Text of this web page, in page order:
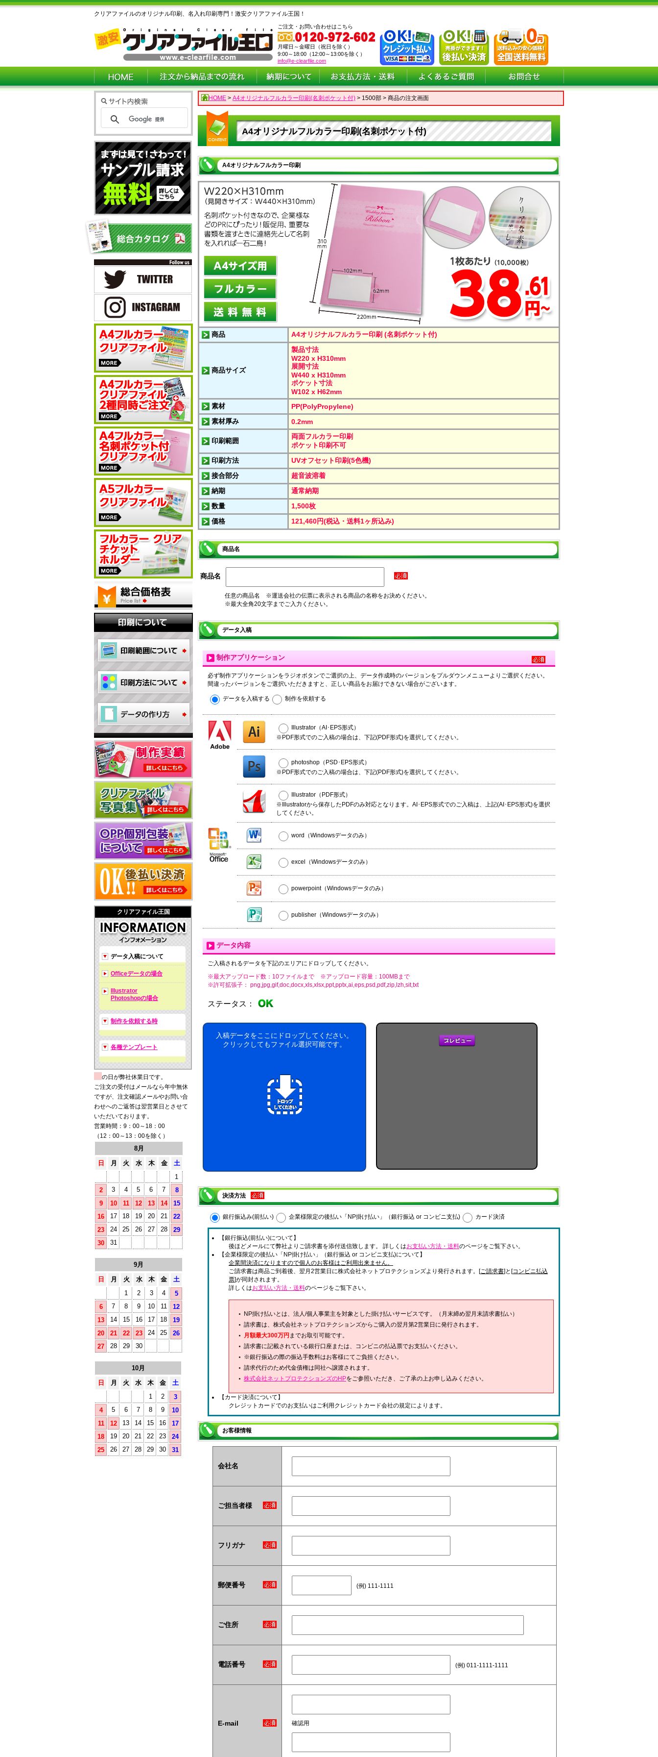
クリアファイルのオリジナル印刷、名入れ印刷専門！激安クリアファイル王国！
ご注文・お問い合わせはこちら
月曜日～金曜日（祝日を除く）
9:00～18:00（12:00～13:00を除く）
info@e-clearfile.com
クリアファイル王国
データ入稿について
Officeデータの場合
Illustrator
Photoshopの場合
制作を依頼する時
各種テンプレート
の日が弊社休業日です。
ご注文の受付はメールなら年中無休
ですが、注文確認メールやお問い合
わせへのご返答は翌営業日とさせて
いただいております。
営業時間：9：00～18：00
（12：00～13：00を除く）
8月
日
月 火 水 木 金
土
1
2
3 4 5 6 7
8
9
10 11 12 13 14
15
16
17 18 19 20 21
22
23
24 25 26 27 28
29
30
31
9月
日
月 火 水 木 金
土
1
2 3 4
5
6
7 8 9 10 11
12
13
14 15 16 17 18
19
20
21 22 23 24 25
26
27
28 29 30
10月
日
月 火 水 木 金
土
1
2
3
4
5 6 7 8 9
10
11
12 13 14 15 16
17
18
19 20 21 22 23
24
25
26 27 28 29 30 31
HOME > A4オリジナルフルカラー印刷(名刺ポケット付) > 1500部 > 商品の注文画面
A4オリジナルフルカラー印刷(名刺ポケット付)
A4オリジナルフルカラー印刷
商品 A4オリジナルフルカラー印刷 (名刺ポケット付)
商品サイズ
製品寸法
W220 x H310mm
展開寸法
W440 x H310mm
ポケット寸法
W102 x H62mm
素材
PP(PolyPropylene)
素材厚み
0.2mm
印刷範囲
両面フルカラー印刷
ポケット印刷不可
印刷方法
UVオフセット印刷(5色機)
接合部分
超音波溶着
納期
通常納期
数量
1,500枚
価格
121,460円(税込・送料1ヶ所込み)
商品名
商品名
任意の商品名 ※運送会社の伝票に表示される商品の名称をお決めください。
※最大全角20文字までご入力ください。
データ入稿
制作アプリケーション
必ず制作アプリケーションをラジオボタンでご選択の上、データ作成時のバージョンをプルダウンメニューよりご選択ください。
間違ったバージョンをご選択いただきますと、正しい商品をお届けできない場合がございます。
データを入稿する 制作を依頼する
Illustrator（AI･EPS形式）
※PDF形式でのご入稿の場合は、下記(PDF形式)を選択してください。
photoshop（PSD･EPS形式）
※PDF形式でのご入稿の場合は、下記(PDF形式)を選択してください。
Illustrator（PDF形式）
※Illustratorから保存したPDFのみ対応となります。AI･EPS形式でのご入稿は、上記(AI･EPS形式)を選択
してください。
word（Windowsデータのみ）
excel（Windowsデータのみ）
powerpoint（Windowsデータのみ）
publisher（Windowsデータのみ）
データ内容
ご入稿されるデータを下記のエリアにドロップしてください。
※最大アップロード数：10ファイルまで ※アップロード容量：100MBまで
※許可拡張子： png,jpg,gif,doc,docx,xls,xlsx,ppt,pptx,ai,eps,psd,pdf,zip,lzh,sit,txt
ステータス：
入稿データをここにドロップしてください。
クリックしてもファイル選択可能です。
決済方法
銀行振込み(前払い) 企業様限定の後払い「NP掛け払い」（銀行振込 or コンビニ支払) カード決済
【銀行振込(前払い)について】
後ほどメールにて弊社よりご請求書を添付送信致します。 詳しくはお支払い方法・送料のページをご覧下さい。
【企業様限定の後払い「NP掛け払い」（銀行振込 or コンビニ支払)について】
企業間決済になりますので個人のお客様はご利用出来ません。
ご請求書は商品ご到着後、翌月2営業日に株式会社ネットプロテクションズより発行されます。[ご請求書]と[コンビニ払込
票]が同封されます。
詳しくはお支払い方法・送料のページをご覧下さい。
NP掛け払いとは、法人/個人事業主を対象とした掛け払いサービスです。（月末締め翌月末請求書払い）
請求書は、株式会社ネットプロテクションズからご購入の翌月第2営業日に発行されます。
月額最大300万円 までお取引可能です。
請求書に記載されている銀行口座または、コンビニの払込票でお支払いください。
※銀行振込の際の振込手数料はお客様にてご負担ください。
請求代行のため代金債権は同社へ譲渡されます。
株式会社ネットプロテクションズのHPをご参照いただき、ご了承の上お申し込みください。
【カード決済について】
クレジットカードでのお支払いはご利用クレジットカード会社の規定によります。
お客様情報
会社名
ご担当者様
フリガナ
郵便番号 (例) 111-1111
ご住所
電話番号 (例) 011-1111-1111
E-mail 確認用